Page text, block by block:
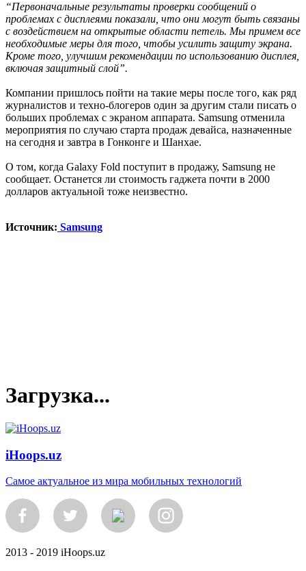
“Первоначальные результаты проверки сообщений о
проблемах с дисплеями показали, что они могут быть связаны
с воздействием на открытые области петель. Мы примем все
необходимые меры для того, чтобы усилить защиту экрана.
Кроме того, улучшим рекомендации по использованию дисплея,
включая защитный слой”.
Компании пришлось пойти на такие меры после того, как ряд
журналистов и техно-блогеров один за другим стали писать о
больших проблемах с экраном аппарата. Samsung отменила
мероприятия по случаю старта продаж девайса, назначенные
на сегодня и завтра в Гонконге и Шанхае.
О том, когда Galaxy Fold поступит в продажу, Samsung не
сообщает. Останется ли стоимость гаджета почти в 2000
долларов актуальной тоже неизвестно.
Источник: Samsung
Загрузка...
iHoops.uz
Самое актуальное из мира мобильных технологий
2013 - 2019 iHoops.uz